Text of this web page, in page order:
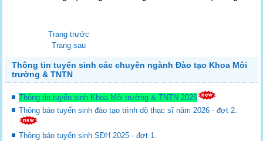
Trang trước
Trang sau
Thông tin tuyển sinh các chuyên ngành Đào tạo Khoa Môi
trường & TNTN
Thông tin tuyển sinh Khoa Môi trường & TNTN 2026
Thông báo tuyển sinh đào tạo trình dộ thạc sĩ năm 2026 - đợt 2.
Thông báo tuyển sinh SĐH 2025 - đợt 1.